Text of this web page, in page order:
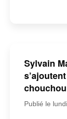
Sylvain
chouchou
Publié le